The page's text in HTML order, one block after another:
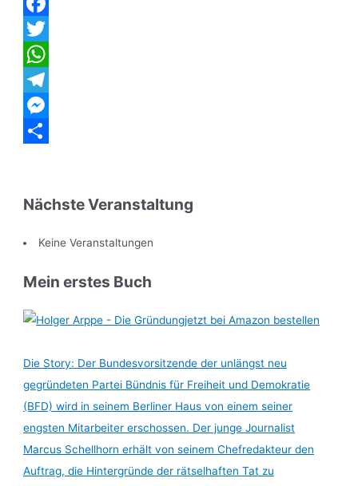
Facebook
Twitter
WhatsApp
Telegram
Messenger
Nächste Veranstaltung
Keine Veranstaltungen
Mein erstes Buch
jetzt bei Amazon bestellen
Die Story: Der Bundesvorsitzende der unlängst neu
gegründeten Partei Bündnis für Freiheit und Demokratie
(BFD) wird in seinem Berliner Haus von einem seiner
engsten Mitarbeiter erschossen. Der junge Journalist
Marcus Schellhorn erhält von seinem Chefredakteur den
Auftrag, die Hintergründe der rätselhaften Tat zu